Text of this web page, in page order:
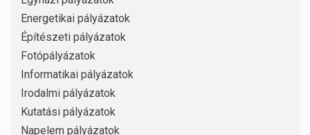
Energetikai pályázatok
Építészeti pályázatok
Fotópályázatok
Informatikai pályázatok
Irodalmi pályázatok
Kutatási pályázatok
Napelem pályázatok